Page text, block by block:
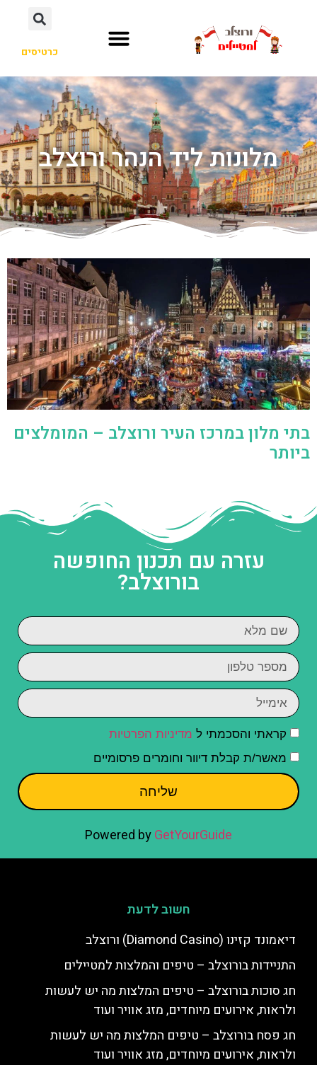
כרטיסים
מלונות ליד הנהר ורוצלב
בתי מלון במרכז העיר ורוצלב – המומלצים
ביותר
עזרה עם תכנון החופשה
בורוצלב?
קראתי והסכמתי ל מדיניות הפרטיות
מאשר/ת קבלת דיוור וחומרים פרסומיים
שליחה
Powered byGetYourGuide
חשוב לדעת
דיאמונד קזינו (Diamond Casino) ורוצלב
התניידות בורוצלב – טיפים והמלצות למטיילים
חג סוכות בורוצלב – טיפים המלצות מה יש לעשות
ולראות, אירועים מיוחדים, מזג אוויר ועוד
חג פסח בורוצלב – טיפים המלצות מה יש לעשות
ולראות, אירועים מיוחדים, מזג אוויר ועוד